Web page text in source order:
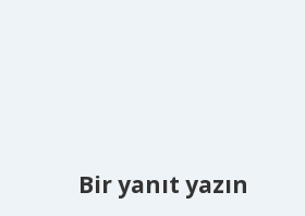
Bir yanıt yazın